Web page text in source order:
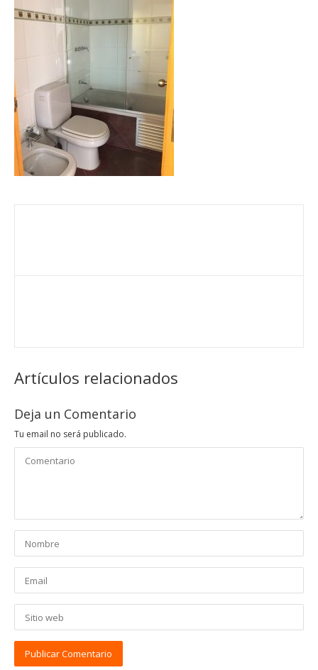
Artículos relacionados
Deja un Comentario
Tu email no será publicado.